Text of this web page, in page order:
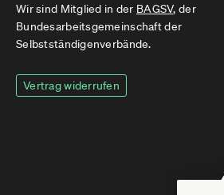
Wir sind Mitglied in der BAGSV, der
Bundesarbeitsgemeinschaft der
Selbstständigenverbände.
Vertrag widerrufen